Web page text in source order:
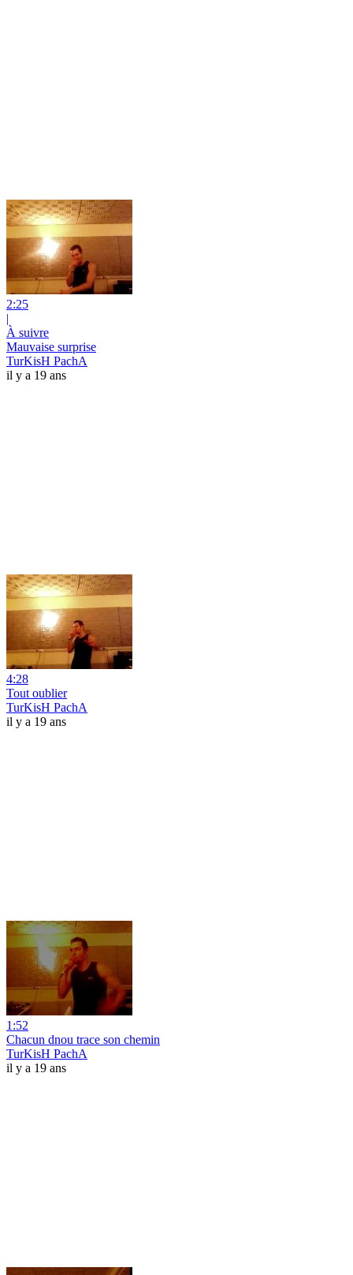
2:25
|
À suivre
Mauvaise surprise
TurKisH PachA
il y a 19 ans
4:28
Tout oublier
TurKisH PachA
il y a 19 ans
1:52
Chacun dnou trace son chemin
TurKisH PachA
il y a 19 ans